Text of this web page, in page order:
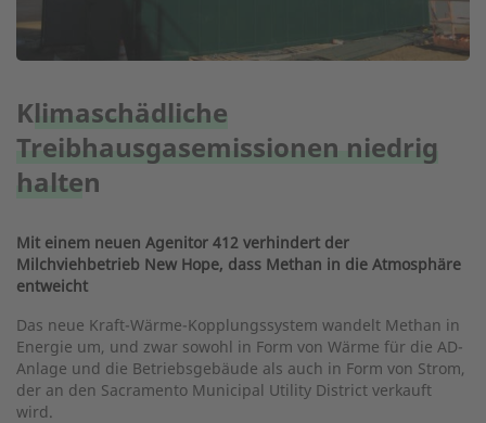
Klimaschädliche
Treibhausgasemissionen niedrig
halten
Mit einem neuen Agenitor 412 verhindert der
Milchviehbetrieb New Hope, dass Methan in die Atmosphäre
entweicht
Das neue Kraft-Wärme-Kopplungssystem wandelt Methan in
Energie um, und zwar sowohl in Form von Wärme für die AD-
Anlage und die Betriebsgebäude als auch in Form von Strom,
der an den Sacramento Municipal Utility District verkauft
wird.